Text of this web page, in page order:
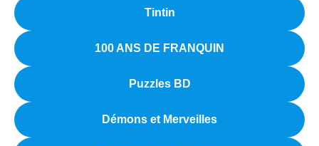
Tintin
100 ANS DE FRANQUIN
Puzzles BD
Démons et Merveilles